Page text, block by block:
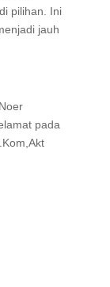
pilihan. Ini
jauh
pada